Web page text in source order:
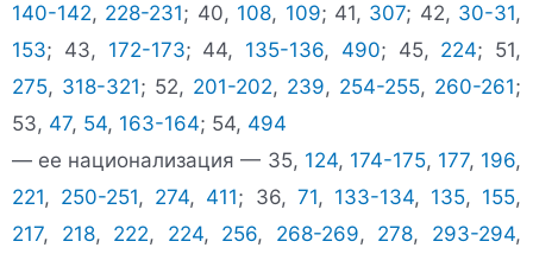
140-142, 228-231; 40, 108, 109; 41, 307; 42, 30-31,
153; 43, 172-173; 44, 135-136, 490; 45, 224; 51,
275, 318-321; 52, 201-202, 239, 254-255, 260-261;
53, 47, 54, 163-164; 54, 494
— ее национализация — 35, 124, 174-175, 177, 196,
221, 250-251, 274, 411; 36, 71, 133-134, 135, 155,
217, 218, 222, 224, 256, 268-269, 278, 293-294,